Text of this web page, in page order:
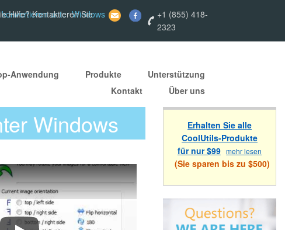
unter Windows
Hilfe? Kontaktieren Sie
+1 (855) 418-
2323
Anwendung Produkte
Unterstützung
Kontakt
Über uns
Windows
Erhalten Sie alle
CoolUtils-Produkte
für nur $99 mehr lesen
(Sie sparen bis zu $500)